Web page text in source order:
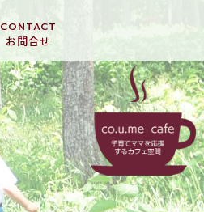
CONTACT
お問合せ